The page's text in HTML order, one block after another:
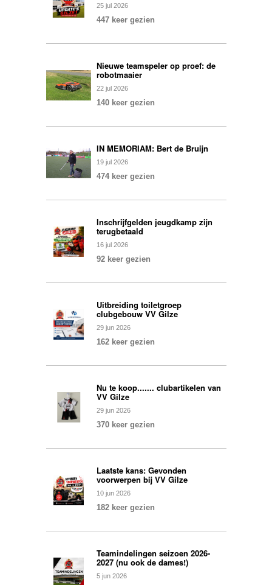
25 jul 2026
447 keer gezien
Nieuwe teamspeler op proef: de
robotmaaier
22 jul 2026
140 keer gezien
IN MEMORIAM: Bert de Bruijn
19 jul 2026
474 keer gezien
Inschrijfgelden jeugdkamp zijn
terugbetaald
16 jul 2026
92 keer gezien
Uitbreiding toiletgroep
clubgebouw VV Gilze
29 jun 2026
162 keer gezien
Nu te koop....... clubartikelen van
VV Gilze
29 jun 2026
370 keer gezien
Laatste kans: Gevonden
voorwerpen bij VV Gilze
10 jun 2026
182 keer gezien
Teamindelingen seizoen 2026-
2027 (nu ook de dames!)
5 jun 2026